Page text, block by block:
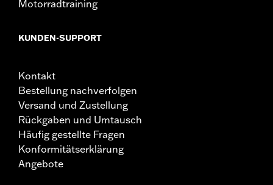
Motorradtraining
KUNDEN-SUPPORT
Kontakt
Bestellung nachverfolgen
Versand und Zustellung
Rückgaben und Umtausch
Häufig gestellte Fragen
Konformitätserklärung
Angebote